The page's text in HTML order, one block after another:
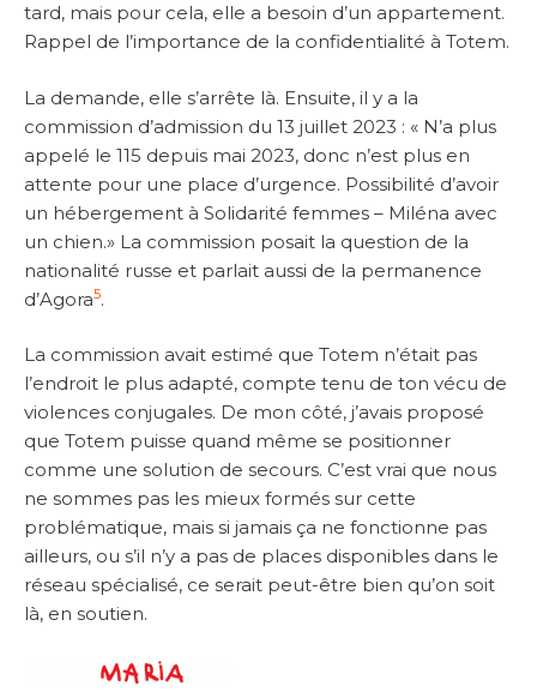
tard, mais pour cela, elle a besoin d’un appartement.
Rappel de l’importance de la confidentialité à Totem.
La demande, elle s’arrête là. Ensuite, il y a la
commission d’admission du 13 juillet 2023 : « N’a plus
appelé le 115 depuis mai 2023, donc n’est plus en
attente pour une place d’urgence. Possibilité d’avoir
un hébergement à Solidarité femmes – Miléna avec
un chien.» La commission posait la question de la
nationalité russe et parlait aussi de la permanence
d’Agora5.
La commission avait estimé que Totem n’était pas
l’endroit le plus adapté, compte tenu de ton vécu de
violences conjugales. De mon côté, j’avais proposé
que Totem puisse quand même se positionner
comme une solution de secours. C’est vrai que nous
ne sommes pas les mieux formés sur cette
problématique, mais si jamais ça ne fonctionne pas
ailleurs, ou s’il n’y a pas de places disponibles dans le
réseau spécialisé, ce serait peut-être bien qu’on soit
là, en soutien.